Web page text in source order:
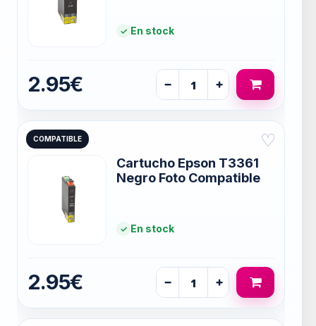
En stock
2.95€ − +
COMPATIBLE ♡
Cartucho Epson T3361
Negro Foto Compatible
En stock
2.95€ − +